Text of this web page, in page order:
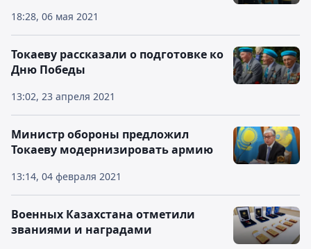
18:28, 06 мая 2021
13:02, 23 апреля 2021
Токаеву рассказали о подготовке ко
Дню Победы
13:14, 04 февраля 2021
Министр обороны предложил
Токаеву модернизировать армию
Военных Казахстана отметили
званиями и наградами